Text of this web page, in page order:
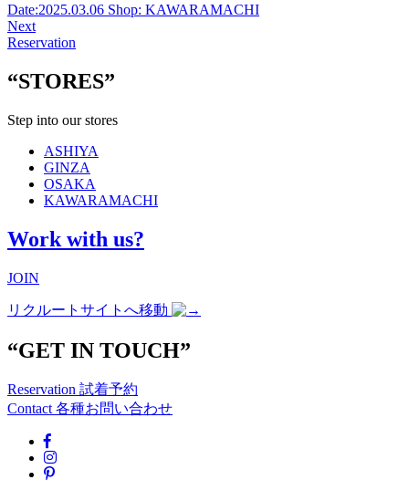
Date:2025.03.06 Shop: KAWARAMACHI
Next
Reservation
“STORES”
Step into our stores
ASHIYA
GINZA
OSAKA
KAWARAMACHI
Work with us?
JOIN
リクルートサイトへ移動
“GET IN TOUCH”
Reservation 試着予約
Contact各種お問い合わせ